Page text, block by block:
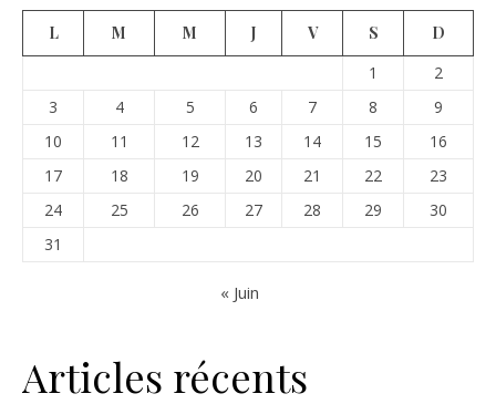
L M M J V S
D
1
2
3
4 5 6 7 8
9
10
11 12 13 14 15
16
17
18 19 20 21 22
23
24
25 26 27 28 29
30
31
« Juin
Articles récents